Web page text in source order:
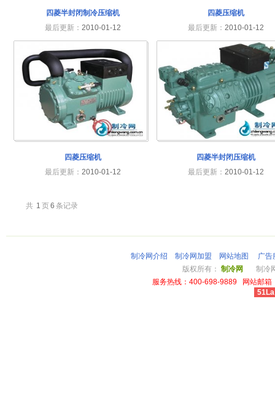
四菱半封闭制冷压缩机
最后更新： 2010-01-12
四菱压缩机
最后更新： 2010-01-12
四菱压缩机
最后更新： 2010-01-12
四菱半封闭压缩机
最后更新： 2010-01-12
共 1 页6 条记录
制冷网介绍 制冷网加盟 网站地图
广告
版权所有： 制冷网
制冷网
服务热线：400-698-9889 网站邮
51La